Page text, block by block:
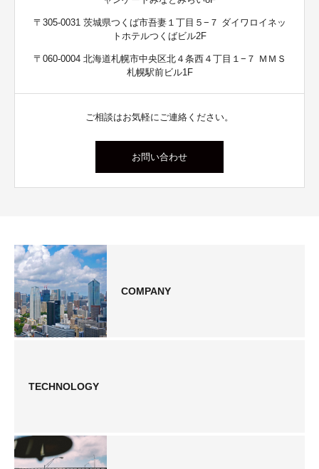
〒305-0031 茨城県つくば市吾妻１丁目５−７ ダイワロイネッ
トホテルつくばビル2F
〒060-0004 北海道札幌市中央区北４条西４丁目１−７ ＭＭＳ
札幌駅前ビル1F
ご相談はお気軽にご連絡ください。
お問い合わせ
COMPANY
TECHNOLOGY